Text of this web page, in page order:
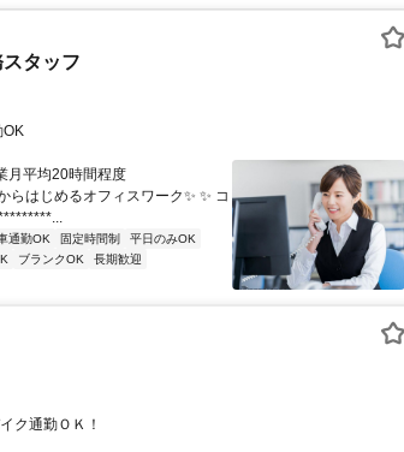
タッフ
OK
月平均20時間程度
はじめるオフィスワーク✨ ✨ コ
通勤OK 固定時間制
平日のみOK
ブランクOK
長期歓迎
ク通勤ＯＫ！